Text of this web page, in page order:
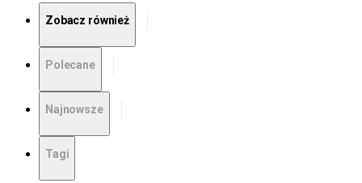
Zobacz również
Polecane
Najnowsze
Tagi